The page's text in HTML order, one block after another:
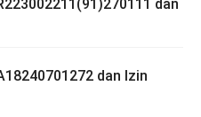
dan
dan Izin